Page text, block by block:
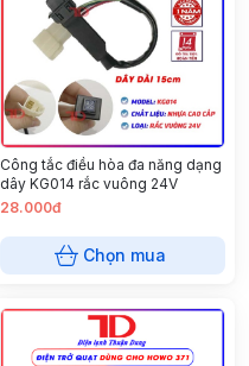
Công tắc điều hòa đa năng dạng
dây KG014 rắc vuông 24V
28.000đ
Chọn mua